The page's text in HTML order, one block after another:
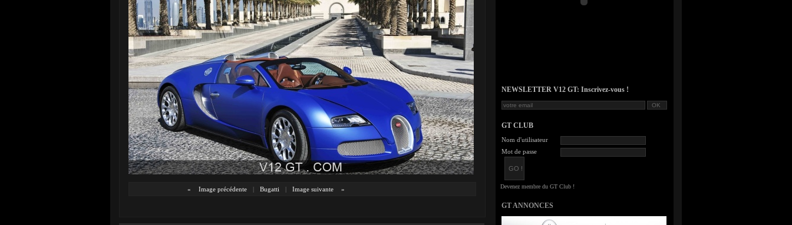
« Image précédente | Bugatti | Image suivante »
NEWSLETTER V12 GT: Inscrivez-vous !
GT CLUB
Nom d'utilisateur
Mot de passe
GT ANNONCES